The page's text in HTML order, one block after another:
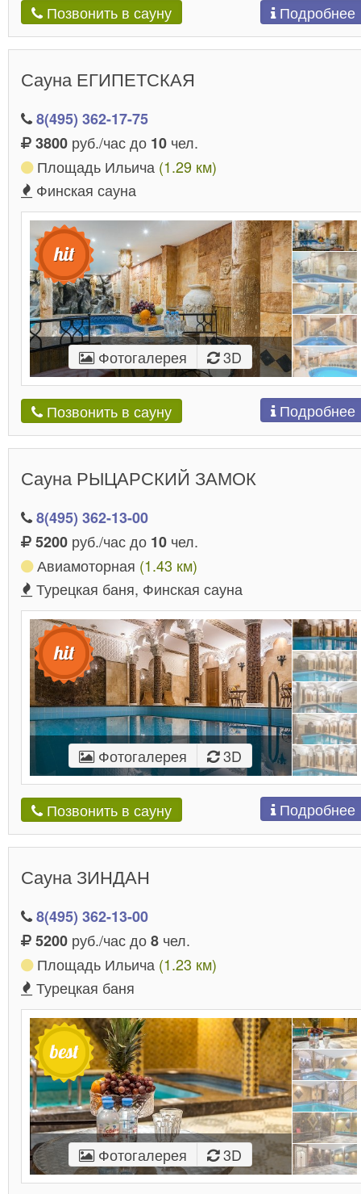
Позвонить в сауну Подробнее
Сауна ЕГИПЕТСКАЯ
8(495) 362-17-75
3800 руб./час до 10 чел.
Площадь Ильича (1.29 км)
Финская сауна
Фотогалерея 3D
Позвонить в сауну Подробнее
Сауна РЫЦАРСКИЙ ЗАМОК
8(495) 362-13-00
5200 руб./час до 10 чел.
Авиамоторная (1.43 км)
Турецкая баня, Финская сауна
Фотогалерея 3D
Позвонить в сауну Подробнее
Сауна ЗИНДАН
8(495) 362-13-00
5200 руб./час до8 чел.
Площадь Ильича (1.23 км)
Турецкая баня
Фотогалерея 3D